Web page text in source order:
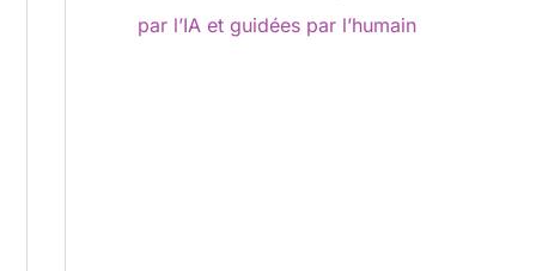
par l’IA et guidées par l’humain